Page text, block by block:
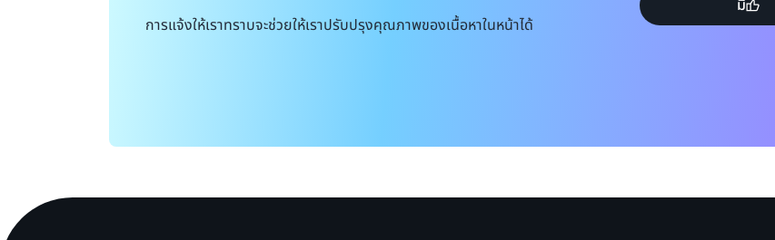
การแจ้งให้เราทราบจะช่วยให้เราปรับปรุงคุณภาพของเนื้อหาในหน้าได้
มี